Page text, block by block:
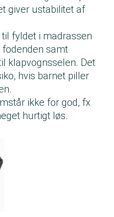
giver ustabilitet af
fyldet i madrassen
fodenden samt
klapvognsselen. Det
hvis barnet piller
ikke for god, fx
hurtigt løs.